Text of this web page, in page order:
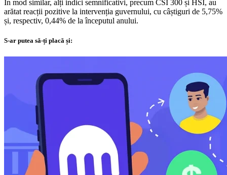
În mod similar, alți indici semnificativi, precum CSI 300 și HSI, au
arătat reacții pozitive la intervenția guvernului, cu câștiguri de 5,75%
și, respectiv, 0,44% de la începutul anului.
S-ar putea să-ți placă și: